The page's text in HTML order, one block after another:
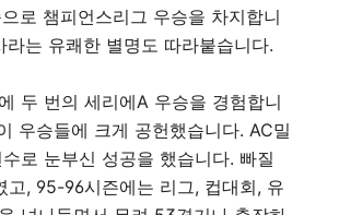
로 챔피언스리그 우승을 차지합니
라는 유쾌한 별명도 따라붙습니다.
두 번의 세리에A 우승을 경험합니
우승들에 크게 공헌했습니다. AC밀
로 눈부신 성공을 했습니다. 빠질
고, 95-96시즌에는 리그, 컵대회, 유